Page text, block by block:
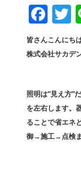
F
a
c
b
o
o
k
r
皆さんこんにち
株式会社サカデ
照明は“見え方”
を左右します。
ることで省エネ
御→施工→点検ま